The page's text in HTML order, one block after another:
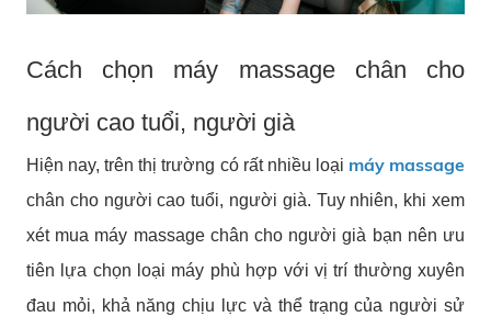
Cách chọn máy massage chân cho
người cao tuổi, người già
Hiện nay, trên thị trường có rất nhiều loại máy massage
chân cho người cao tuổi, người già. Tuy nhiên, khi xem
xét mua máy massage chân cho người già bạn nên ưu
tiên lựa chọn loại máy phù hợp với vị trí thường xuyên
đau mỏi, khả năng chịu lực và thể trạng của người sử